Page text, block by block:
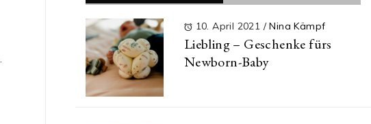
10. April 2021 / Nina Kämpf
Liebling – Geschenke fürs
Newborn-Baby